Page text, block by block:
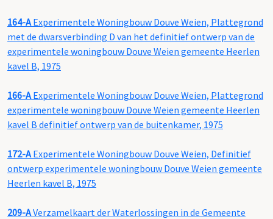
164-AExperimentele Woningbouw Douve Weien, Plattegrond
met de dwarsverbinding D van het definitief ontwerp van de
experimentele woningbouw Douve Weien gemeente Heerlen
kavel B, 1975
166-AExperimentele Woningbouw Douve Weien, Plattegrond
experimentele woningbouw Douve Weien gemeente Heerlen
kavel B definitief ontwerp van de buitenkamer, 1975
172-AExperimentele Woningbouw Douve Weien, Definitief
ontwerp experimentele woningbouw Douve Weien gemeente
Heerlen kavel B, 1975
209-AVerzamelkaart der Waterlossingen in de Gemeente